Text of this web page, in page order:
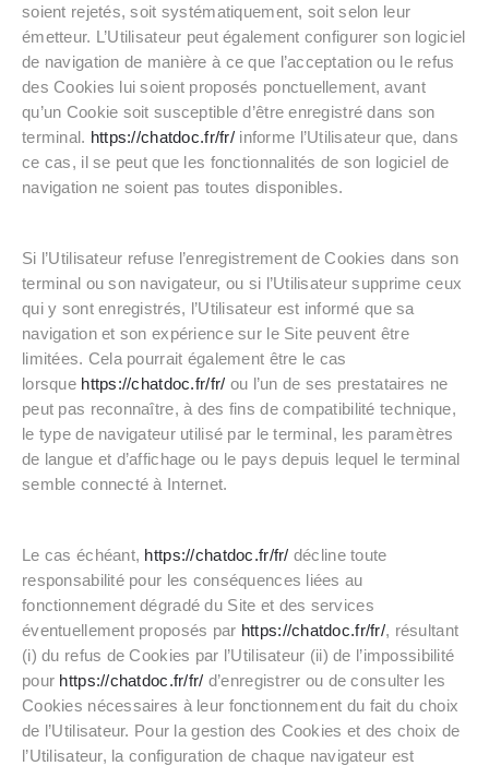
soient rejetés, soit systématiquement, soit selon leur
émetteur. L’Utilisateur peut également configurer son logiciel
de navigation de manière à ce que l’acceptation ou le refus
des Cookies lui soient proposés ponctuellement, avant
qu’un Cookie soit susceptible d’être enregistré dans son
terminal. https://chatdoc.fr/fr/informe l’Utilisateur que, dans
ce cas, il se peut que les fonctionnalités de son logiciel de
navigation ne soient pas toutes disponibles.
Si l’Utilisateur refuse l’enregistrement de Cookies dans son
terminal ou son navigateur, ou si l’Utilisateur supprime ceux
qui y sont enregistrés, l’Utilisateur est informé que sa
navigation et son expérience sur le Site peuvent être
limitées. Cela pourrait également être le cas
lorsque https://chatdoc.fr/fr/ ou l’un de ses prestataires ne
peut pas reconnaître, à des fins de compatibilité technique,
le type de navigateur utilisé par le terminal, les paramètres
de langue et d’affichage ou le pays depuis lequel le terminal
semble connecté à Internet.
Le cas échéant, https://chatdoc.fr/fr/ décline toute
responsabilité pour les conséquences liées au
fonctionnement dégradé du Site et des services
éventuellement proposés par https://chatdoc.fr/fr/, résultant
(i) du refus de Cookies par l’Utilisateur (ii) de l’impossibilité
pour https://chatdoc.fr/fr/ d’enregistrer ou de consulter les
Cookies nécessaires à leur fonctionnement du fait du choix
de l’Utilisateur. Pour la gestion des Cookies et des choix de
l’Utilisateur, la configuration de chaque navigateur est